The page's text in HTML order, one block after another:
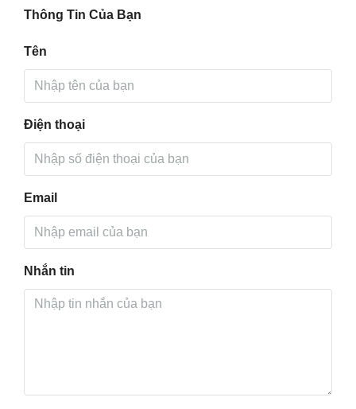
Thông Tin Của Bạn
Tên
Điện thoại
Email
Nhắn tin